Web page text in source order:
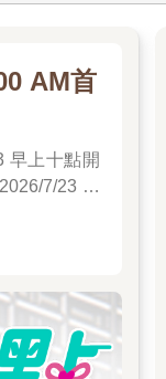
早上十點開
7/23 早
賣品項：
券再結帳